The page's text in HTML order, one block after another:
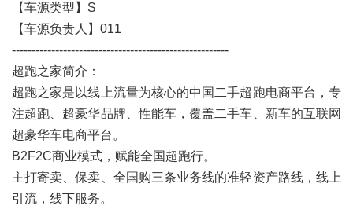
【车源类型】S
【车源负责人】011
-------------------------------------------------------
超跑之家简介：
超跑之家是以线上流量为核心的中国二手超跑电商平台，专
注超跑、超豪华品牌、性能车，覆盖二手车、新车的互联网
超豪华车电商平台。
B2F2C商业模式，赋能全国超跑行。
主打寄卖、保卖、全国购三条业务线的准轻资产路线，线上
引流，线下服务。